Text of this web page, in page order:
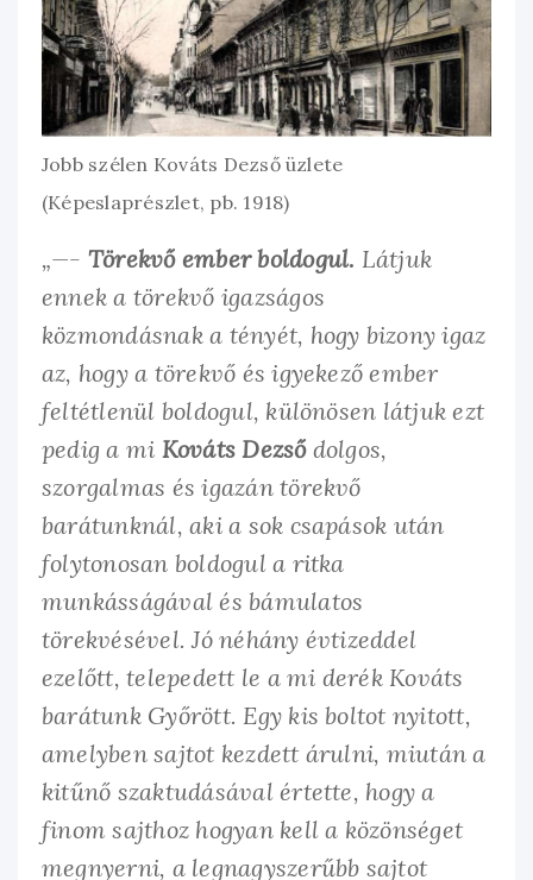
Jobb szélen Kováts Dezső üzlete
(Képeslaprészlet, pb. 1918)
„—- Törekvő ember boldogul. Látjuk
ennek a törekvő igazságos
közmondásnak a tényét, hogy bizony igaz
az, hogy a törekvő és igyekező ember
feltétlenül boldogul, különösen látjuk ezt
pedig a mi Kováts Dezsődolgos,
szorgalmas és igazán törekvő
barátunknál, aki a sok csapások után
folytonosan boldogul a ritka
munkásságával és bámulatos
törekvésével. Jó néhány évtizeddel
ezelőtt, telepedett le a mi derék Kováts
barátunk Győrött. Egy kis boltot nyitott,
amelyben sajtot kezdett árulni, miután a
kitűnő szaktudásával értette, hogy a
finom sajthoz hogyan kell a közönséget
megnyerni, a legnagyszerűbb sajtot